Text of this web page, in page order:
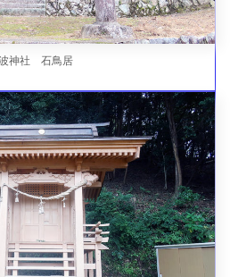
神社 石鳥居